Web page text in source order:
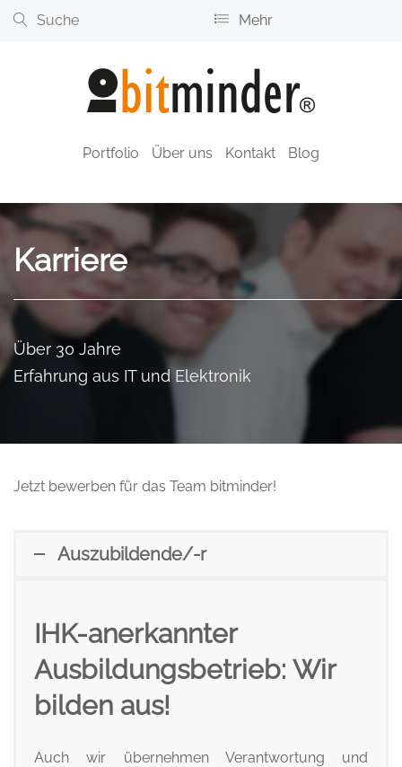
Mehr
support@bitminder.de
Portfolio Über uns Kontakt Blog
Karriere
Über 30 Jahre
Erfahrung aus IT und Elektronik
Jetzt bewerben für das Team bitminder!
Auszubildende/-r
IHK-anerkannter
Ausbildungsbetrieb: Wir
bilden aus!
Auch wir übernehmen Verantwortung und